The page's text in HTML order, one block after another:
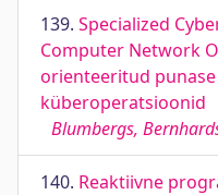
139. Specialized
Computer Network
orienteeritud
küberoperatsioonid
Blumbergs,
140. Reaktiivne